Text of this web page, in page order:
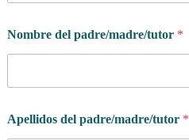
Nombre del padre/madre/tutor *
Apellidos del padre/madre/tutor *